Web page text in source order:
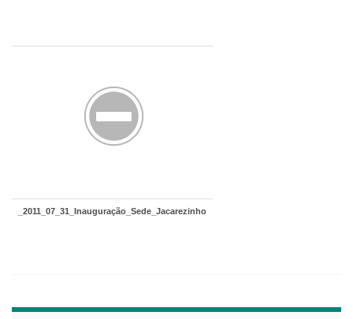
_2011_07_31_Inauguração_Sede_Jacarezinho